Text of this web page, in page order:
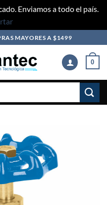
Enviamos a todo el país.
MAYORES A $1499
0